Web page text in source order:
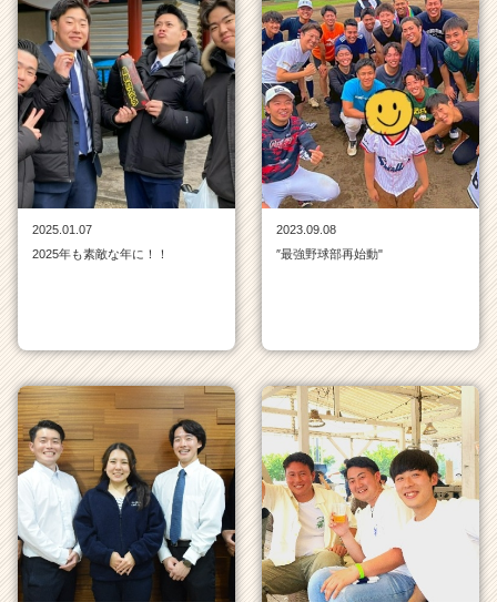
2025.01.07
2025年も素敵な年に！！
2023.09.08
″最強野球部再始動"